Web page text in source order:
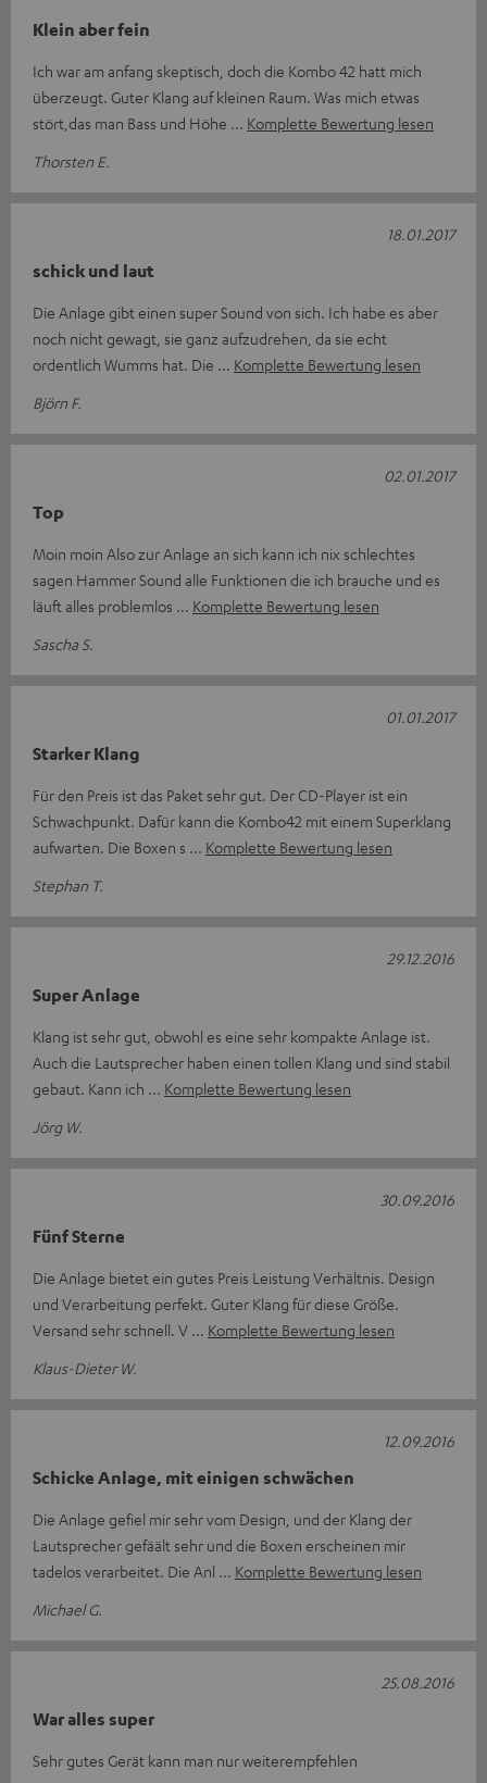
Klein aber fein
Ich war am anfang skeptisch, doch die Kombo 42 hatt mich
überzeugt. Guter Klang auf kleinen Raum. Was mich etwas
stört,das man Bass und Höhe
Komplette Bewertung lesen
Thorsten E.
schick und laut
Die Anlage gibt einen super Sound von sich. Ich habe es aber
noch nicht gewagt, sie ganz aufzudrehen, da sie echt
ordentlich Wumms hat. Die
Komplette Bewertung lesen
Björn F.
18.01.2017
Top
Moin moin Also zur Anlage an sich kann ich nix schlechtes
sagen Hammer Sound alle Funktionen die ich brauche und es
läuft alles problemlos
Komplette Bewertung lesen
Sascha S.
02.01.2017
Starker Klang
Für den Preis ist das Paket sehr gut. Der CD-Player ist ein
Schwachpunkt. Dafür kann die Kombo42 mit einem Superklang
aufwarten. Die Boxen s
Komplette Bewertung lesen
Stephan T.
01.01.2017
Super Anlage
Klang ist sehr gut, obwohl es eine sehr kompakte Anlage ist.
Auch die Lautsprecher haben einen tollen Klang und sind stabil
gebaut. Kann ich
Komplette Bewertung lesen
Jörg W.
29.12.2016
Fünf Sterne
Die Anlage bietet ein gutes Preis Leistung Verhältnis. Design
und Verarbeitung perfekt. Guter Klang für diese Größe.
Versand sehr schnell. V
Komplette Bewertung lesen
Klaus-Dieter W.
30.09.2016
Schicke Anlage, mit einigen schwächen
Die Anlage gefiel mir sehr vom Design, und der Klang der
Lautsprecher gefäält sehr und die Boxen erscheinen mir
tadelos verarbeitet. Die Anl
Komplette Bewertung lesen
Michael G.
12.09.2016
War alles super
Sehr gutes Gerät kann man nur weiterempfehlen
25.08.2016